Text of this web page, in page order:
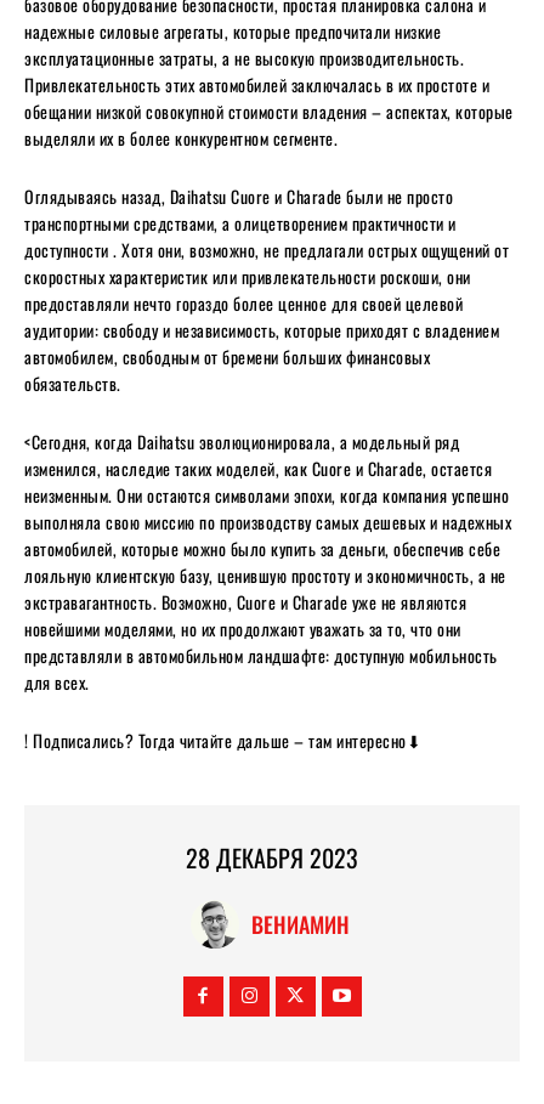
надежные силовые агрегаты, которые предпочитали низкие
эксплуатационные затраты, а не высокую производительность.
Привлекательность этих автомобилей заключалась в их простоте и
обещании низкой совокупной стоимости владения – аспектах, которые
выделяли их в более конкурентном сегменте.
Оглядываясь назад, Daihatsu Cuore и Charade были не просто
транспортными средствами, а олицетворением практичности и
доступности . Хотя они, возможно, не предлагали острых ощущений от
скоростных характеристик или привлекательности роскоши, они
предоставляли нечто гораздо более ценное для своей целевой
аудитории: свободу и независимость, которые приходят с владением
автомобилем, свободным от бремени больших финансовых
обязательств.
<Сегодня, когда Daihatsu эволюционировала, а модельный ряд
изменился, наследие таких моделей, как Cuore и Charade, остается
неизменным. Они остаются символами эпохи, когда компания успешно
выполняла свою миссию по производству самых дешевых и надежных
автомобилей, которые можно было купить за деньги, обеспечив себе
лояльную клиентскую базу, ценившую простоту и экономичность, а не
экстравагантность. Возможно, Cuore и Charade уже не являются
новейшими моделями, но их продолжают уважать за то, что они
представляли в автомобильном ландшафте: доступную мобильность
для всех.
! Подписались? Тогда читайте дальше – там интересно⬇
28 ДЕКАБРЯ 2023
ВЕНИАМИН